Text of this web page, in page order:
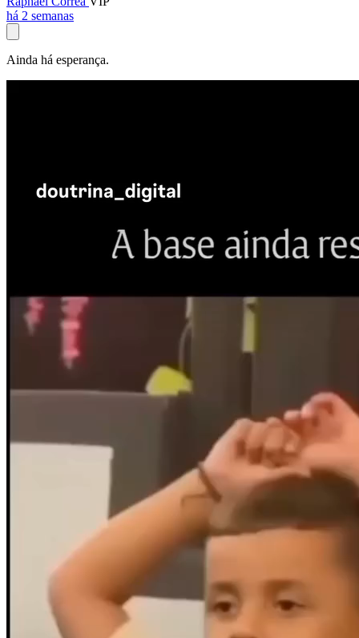
há 2 semanas
Ainda há esperança.